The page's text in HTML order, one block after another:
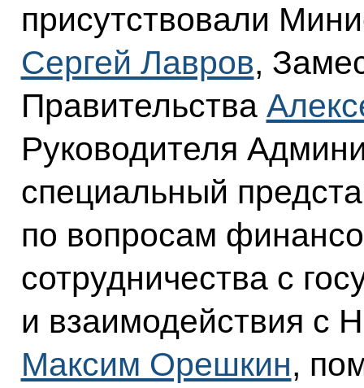
присутствовали
Сергей Лавров,
Правительства
Руководителя
специальный
по вопросам
сотрудничества с
и взаимодействия с
Максим Орешкин,